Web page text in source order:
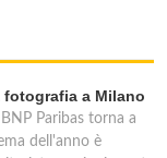
fotografia a Milano
Paribas torna a
dell'anno è